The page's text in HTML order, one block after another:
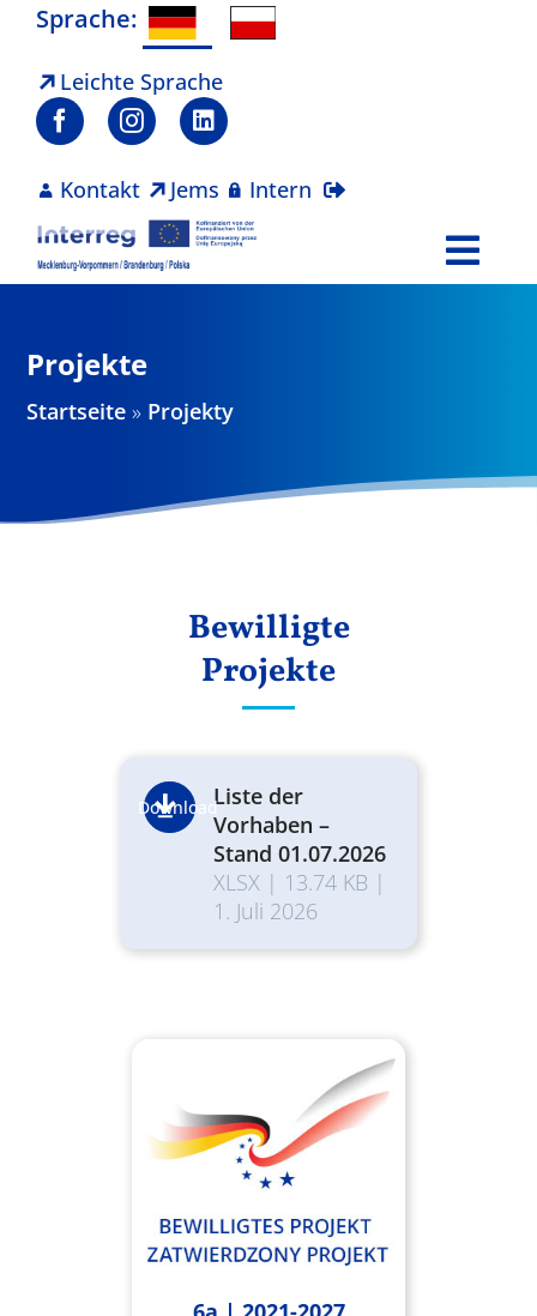
Zum
springen
Sprache:
Leichte Sprache
Kontakt Jems Intern
Projekte
Projekte
Startseite » Projekty
Bewilligte
Projekte
DownloadListe der
Vorhaben –
Stand 01.07.2026
XLSX| 13.74 KB |
1. Juli 2026